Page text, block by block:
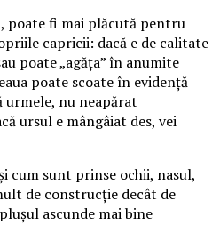
poate fi mai plăcută pentru
capricii: dacă e de calitate
poate „agăța” în anumite
poate scoate în evidență
nu neapărat
ursul e mângâiat des, vei
cum sunt prinse ochii, nasul,
de construcție decât de
ascunde mai bine